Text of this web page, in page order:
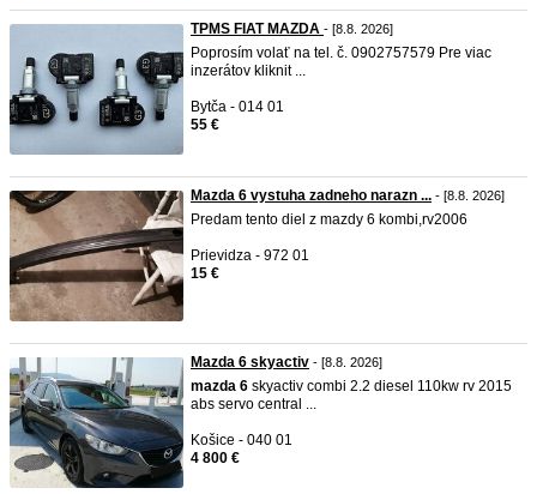
TPMS FIAT MAZDA - [8.8. 2026]
Poprosím volať na tel. č. 0902757579 Pre viac
inzerátov kliknit ...
Bytča - 014 01
55 €
Mazda 6 vystuha zadneho narazn ... - [8.8. 2026]
Predam tento diel z mazdy 6 kombi,rv2006
Prievidza - 972 01
15 €
Mazda 6 skyactiv - [8.8. 2026]
mazda 6 skyactiv combi 2.2 diesel 110kw rv 2015
abs servo central ...
Košice - 040 01
4 800 €